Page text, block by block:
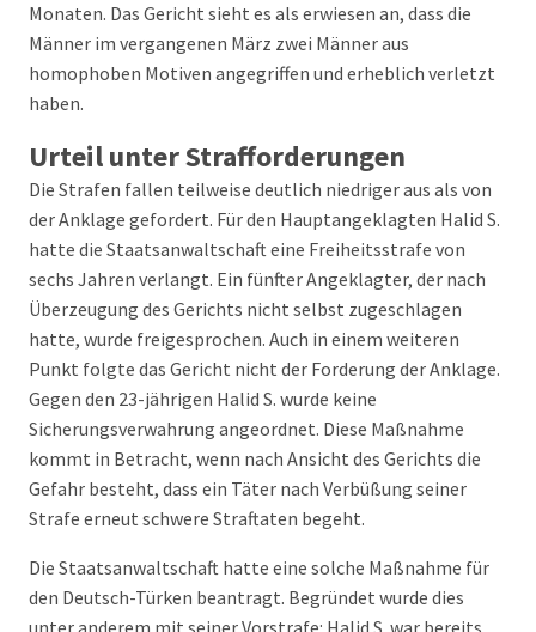
Monaten. Das Gericht sieht es als erwiesen an, dass die
Männer im vergangenen März zwei Männer aus
homophoben Motiven angegriffen und erheblich verletzt
haben.
Urteil unter Strafforderungen
Die Strafen fallen teilweise deutlich niedriger aus als von
der Anklage gefordert. Für den Hauptangeklagten Halid S.
hatte die Staatsanwaltschaft eine Freiheitsstrafe von
sechs Jahren verlangt. Ein fünfter Angeklagter, der nach
Überzeugung des Gerichts nicht selbst zugeschlagen
hatte, wurde freigesprochen. Auch in einem weiteren
Punkt folgte das Gericht nicht der Forderung der Anklage.
Gegen den 23-jährigen Halid S. wurde keine
Sicherungsverwahrung angeordnet. Diese Maßnahme
kommt in Betracht, wenn nach Ansicht des Gerichts die
Gefahr besteht, dass ein Täter nach Verbüßung seiner
Strafe erneut schwere Straftaten begeht.
Die Staatsanwaltschaft hatte eine solche Maßnahme für
den Deutsch-Türken beantragt. Begründet wurde dies
unter anderem mit seiner Vorstrafe: Halid S. war bereits